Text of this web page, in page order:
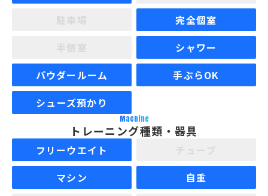
完全個室
シャワー
パウダールーム
手ぶらOK
シューズ預かり
Machine
トレーニング種類・器具
フリーウエイト
マシン
自重